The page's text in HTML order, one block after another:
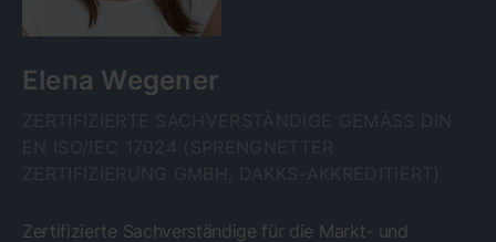
Elena Wegener
Zertifizierte Sachverständige für die Markt- und